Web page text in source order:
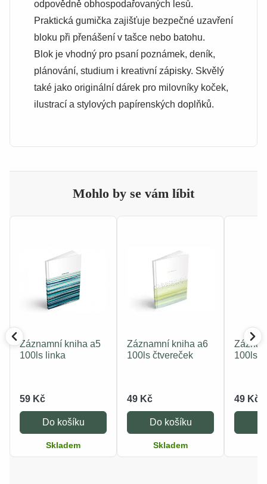
odpovědně obhospodařovaných lesů.
Praktická gumička zajišťuje bezpečné uzavření
bloku při přenášení v tašce nebo batohu.
Blok je vhodný pro psaní poznámek, deník,
plánování, studium i kreativní zápisky. Skvělý
také jako originální dárek pro milovníky koček,
ilustrací a stylových papírenských doplňků.
Mohlo by se vám líbit
Záznamní kniha a5
100ls linka
59 Kč
Do košíku
Skladem
Záznamní kniha a6
100ls čtvereček
49 Kč
Do košíku
Skladem
100ls
49 Kč